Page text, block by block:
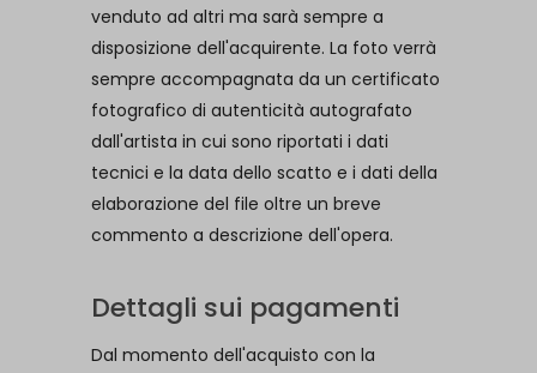
venduto ad altri ma sarà sempre a
disposizione dell'acquirente. La foto verrà
sempre accompagnata da un certificato
fotografico di autenticità autografato
dall'artista in cui sono riportati i dati
tecnici e la data dello scatto e i dati della
elaborazione del file oltre un breve
commento a descrizione dell'opera.
Dettagli sui pagamenti
Dal momento dell'acquisto con la